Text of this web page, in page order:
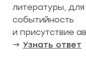
литературы,
событийность
и присутствие
→ Узнать ответ